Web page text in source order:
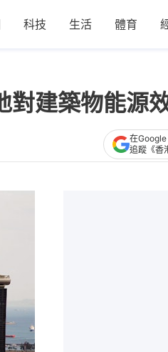
科技 生活 體育
建築物能源
在Google
追蹤《香